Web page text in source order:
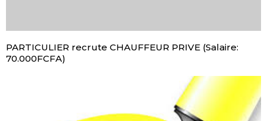
PARTICULIER recrute CHAUFFEUR PRIVE (Salaire:
70.000FCFA)